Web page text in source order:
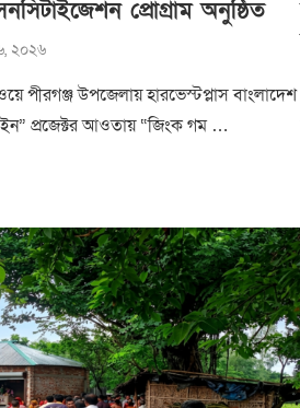
প্রোগ্রাম অনুষ্ঠিত
২০২৬
পীরগঞ্জ উপজেলায় হারভেস্টপ্লাস বাংলাদেশ
ইন” প্রজেক্টর আওতায় “জিংক গম …